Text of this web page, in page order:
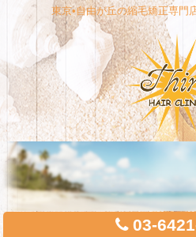
東京•自由が丘の縮毛矯正専門
03-